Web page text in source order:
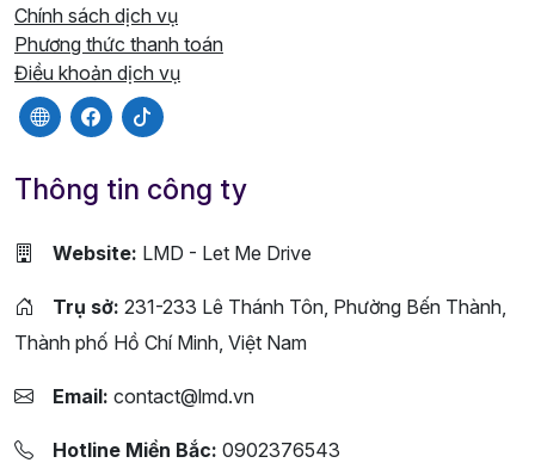
Chính sách dịch vụ
Phương thức thanh toán
Điều khoản dịch vụ
Thông tin công ty
Website: LMD - Let Me Drive
Trụ sở: 231-233 Lê Thánh Tôn, Phường Bến Thành,
Thành phố Hồ Chí Minh, Việt Nam
Email: contact@lmd.vn
Hotline Miền Bắc: 0902376543